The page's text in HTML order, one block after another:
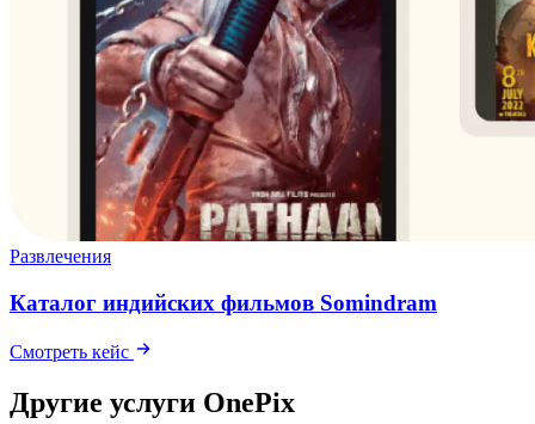
Развлечения
Каталог индийских фильмов Somindram
Смотреть кейс
Другие услуги OnePix